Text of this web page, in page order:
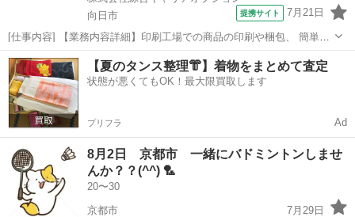
向日市
提携サイト 7月21日
[仕事内容] 【業務内容詳細】印刷工場での商品の印刷や梱包、 簡単な
機械操作のお仕事です。 チラシ、 カレンダー、 パンフレット、 ハガ
キなどを取り扱います。 商品の検品、 完成品の梱包、 伝票作成、 ラ
ベル貼り、 出荷準備...
京都 向日市 工場
【夏のタンス整理👘】着物をまとめて査定
状態が悪くてもOK！最大限買取します
プリフラ Ad
8月2日 京都市 一緒にバドミントンしませ
んか？？(^^) 🏸
20〜30
京都市
7月29日